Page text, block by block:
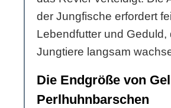
der Jungfische erfordert
Lebendfutter und Geduld,
Jungtiere langsam
Die Endgröße von
Perlhuhnbarschen